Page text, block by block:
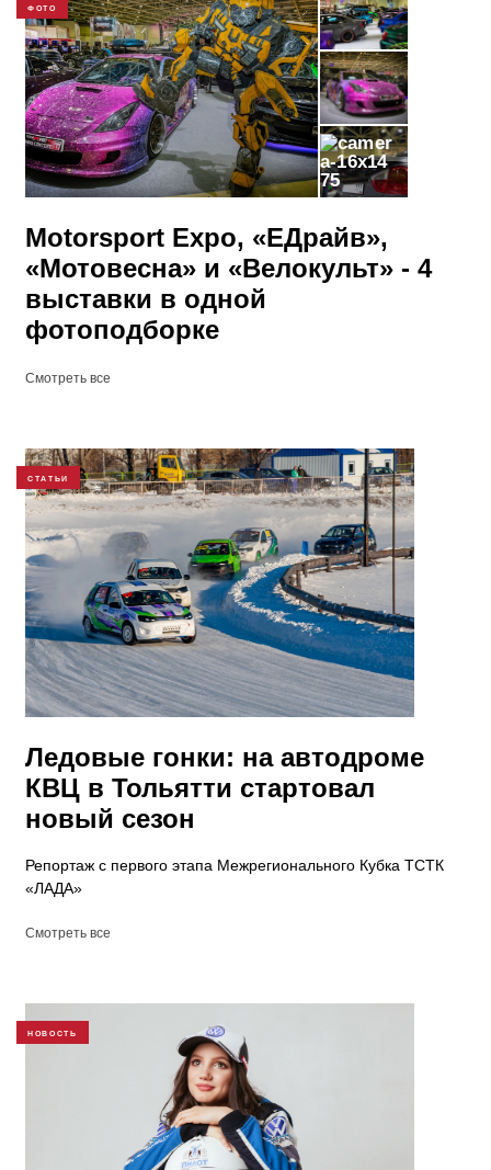
ФОТО
75
Motorsport Expo, «ЕДрайв»,
«Мотовесна» и «Велокульт» - 4
выставки в одной
фотоподборке
Смотреть все
СТАТЬИ
Ледовые гонки: на автодроме
КВЦ в Тольятти стартовал
новый сезон
Репортаж с первого этапа Межрегионального Кубка ТСТК
«ЛАДА»
Смотреть все
НОВОСТЬ